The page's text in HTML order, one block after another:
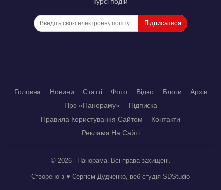
Підписатися
Головна Новини Статті Фото Відео Блоги
Архів
Про «Панораму»
Підписка
Правила Користування Сайтом
Контакти
Реклама На Сайті
© 2026 - Панорама. Всі права захищені.
Створено з ♥ Сергієм Дудченко, веб студія SDStudio